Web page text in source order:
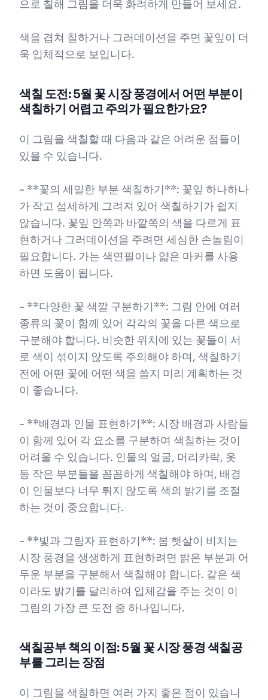
으로 칠해 그림을 더욱 화려하게 만들어 보세요.
색을 겹쳐 칠하거나 그러데이션을 주면 꽃잎이 더
욱 입체적으로 보입니다.
색칠 도전: 5월 꽃 시장 풍경에서 어떤 부분이
색칠하기 어렵고 주의가 필요한가요?
이 그림을 색칠할 때 다음과 같은 어려운 점들이
있을 수 있습니다.
- **꽃의 세밀한 부분 색칠하기**: 꽃잎 하나하나
가 작고 섬세하게 그려져 있어 색칠하기가 쉽지
않습니다. 꽃잎 안쪽과 바깥쪽의 색을 다르게 표
현하거나 그러데이션을 주려면 세심한 손놀림이
필요합니다. 가는 색연필이나 얇은 마커를 사용
하면 도움이 됩니다.
- **다양한 꽃 색깔 구분하기**: 그림 안에 여러
종류의 꽃이 함께 있어 각각의 꽃을 다른 색으로
구분해야 합니다. 비슷한 위치에 있는 꽃들이 서
로 색이 섞이지 않도록 주의해야 하며, 색칠하기
전에 어떤 꽃에 어떤 색을 쓸지 미리 계획하는 것
이 좋습니다.
- **배경과 인물 표현하기**: 시장 배경과 사람들
이 함께 있어 각 요소를 구분하여 색칠하는 것이
어려울 수 있습니다. 인물의 얼굴, 머리카락, 옷
등 작은 부분들을 꼼꼼하게 색칠해야 하며, 배경
이 인물보다 너무 튀지 않도록 색의 밝기를 조절
하는 것이 중요합니다.
- **빛과 그림자 표현하기**: 봄 햇살이 비치는
시장 풍경을 생생하게 표현하려면 밝은 부분과 어
두운 부분을 구분해서 색칠해야 합니다. 같은 색
이라도 밝기를 달리하여 입체감을 주는 것이 이
그림의 가장 큰 도전 중 하나입니다.
색칠공부 책의 이점: 5월 꽃 시장 풍경 색칠공
부를 그리는 장점
이 그림을 색칠하면 여러 가지 좋은 점이 있습니